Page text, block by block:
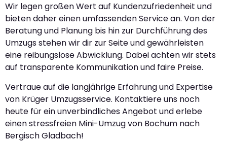
Wir legen großen Wert auf Kundenzufriedenheit und
bieten daher einen umfassenden Service an. Von der
Beratung und Planung bis hin zur Durchführung des
Umzugs stehen wir dir zur Seite und gewährleisten
eine reibungslose Abwicklung. Dabei achten wir stets
auf transparente Kommunikation und faire Preise.
Vertraue auf die langjährige Erfahrung und Expertise
von Krüger Umzugsservice. Kontaktiere uns noch
heute für ein unverbindliches Angebot und erlebe
einen stressfreien Mini-Umzug von Bochum nach
Bergisch Gladbach!